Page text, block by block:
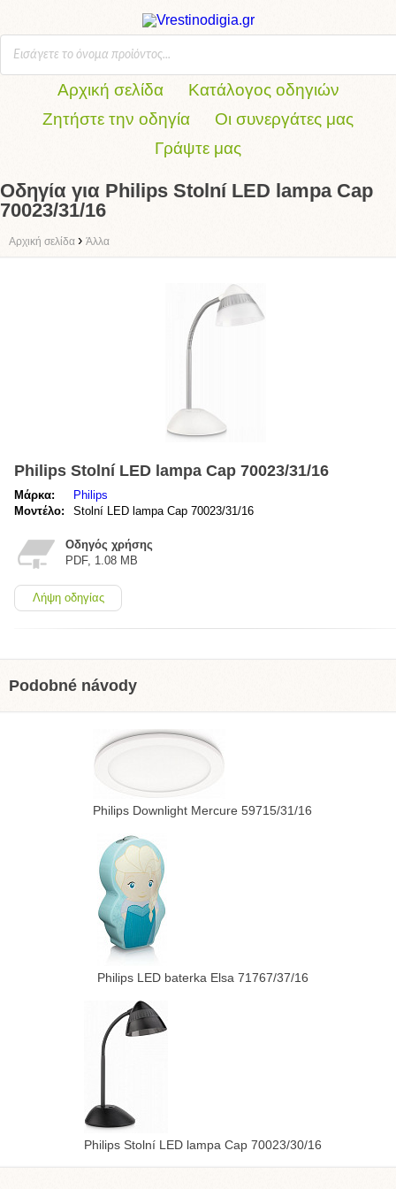
Αρχική σελίδα
Κατάλογος οδηγιών
Ζητήστε την οδηγία
Οι συνεργάτες μας
Γράψτε μας
Οδηγία για Philips Stolní LED lampa Cap
70023/31/16
Αρχική σελίδα › Άλλα
Philips Stolní LED lampa Cap 70023/31/16
Μάρκα:
Philips
Μοντέλο:
Stolní LED lampa Cap 70023/31/16
Οδηγός χρήσης
PDF, 1.08 MB
Λήψη οδηγίας
Podobné návody
Philips Downlight Mercure 59715/31/16
Philips LED baterka Elsa 71767/37/16
Philips Stolní LED lampa Cap 70023/30/16